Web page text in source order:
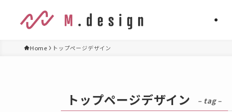
Home トップページデザイン
トップページデザイン – tag –